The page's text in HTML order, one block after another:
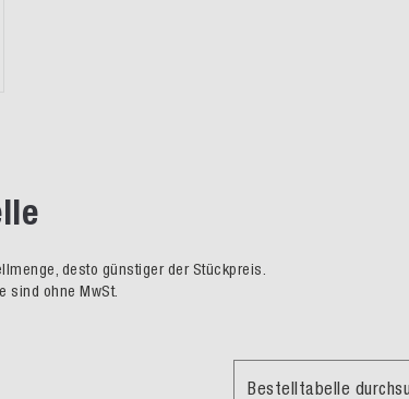
desto günstiger der Stückpreis.
sind ohne MwSt.
Bestelltabelle